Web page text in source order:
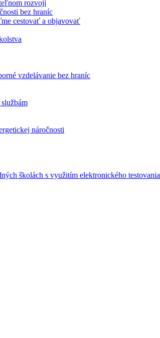
rozvoji
bez hraníc
cestovať a objavovať
vzdelávanie bez hraníc
náročnosti
školách s využitím elektronického testovania